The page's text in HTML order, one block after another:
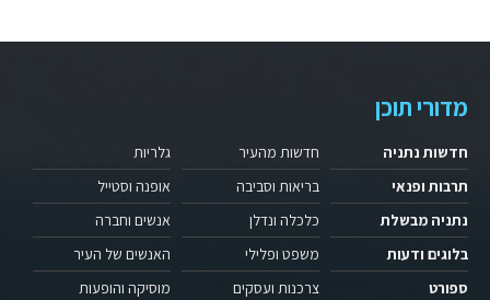
מדורי תוכן
חדשות נתניה
תרבות ופנאי
נתניה מבשלת
בלוגים ודעות
ספורט
חדשות מהעיר
בריאות וסביבה
כלכלה ונדלן
משפט ופלילי
צרכנות ועסקים
גלריות
אופנה וסטייל
אנשים וחברה
האנשים של העיר
מוסיקה והופעות